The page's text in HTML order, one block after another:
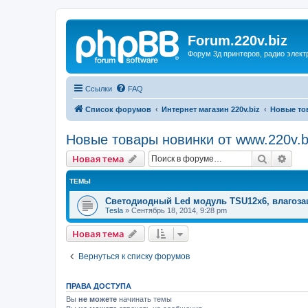
Forum.220v.biz
Форум 3д принтеров, радио
Ссылки FAQ
Список форумов Интернет магазин 220v.biz Новые
Новые товары новинки от
Новая тема Поиск
ТЕМЫ
Светодиодный Led модуль TSU12х6,
Tesla » Сентябрь 18, 2014, 9:28 pm
Новая тема
Вернуться к списку форумов
ПРАВА ДОСТУПА
Вы не можете начинать темы